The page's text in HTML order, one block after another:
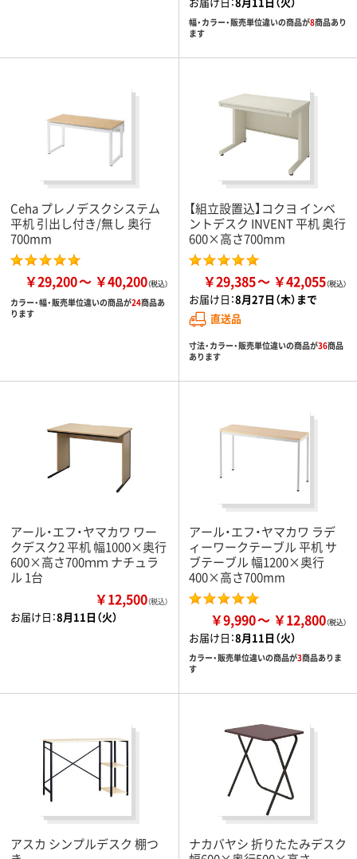
幅・カラー・販売単位違いの商品が8商品あり
ます
Ceha プレノデスクシステム
平机 引出し付き/無し 奥行
700mm
￥29,200 ￥40,200
カラー・幅・販売単位違いの商品が24商品あ
ります
【組立設置込】コクヨ インベ
ントデスク INVENT 平机 奥行
600×高さ700mm
￥29,385 ￥42,055
お届け日：8月27日（木）まで
直送品
寸法・カラー・販売単位違いの商品が36商品
あります
アール・エフ・ヤマカワ ワー
クデスク2 平机 幅1000×奥行
600×高さ700ｍｍ ナチュラ
ル 1台
￥12,500（税込）
お届け日：8月11日（火）
アール・エフ・ヤマカワ ラデ
ィーワークテーブル 平机 サ
ブテーブル 幅1200×奥行
400×高さ700mm
￥9,990 ￥12,800
お届け日：8月11日（火）
カラー・販売単位違いの商品が3商品ありま
す
アスカ シンプルデスク 棚つ
ナカバヤシ 折りたたみデスク